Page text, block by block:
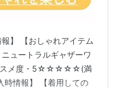
】 【おしゃれアイテム
ュートラルギャザーワ
ススメ度・5☆☆☆☆☆(満
時情報】 【着用しての